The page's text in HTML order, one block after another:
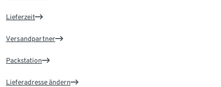
Lieferzeit
Versandpartner
Packstation
Lieferadresse ändern